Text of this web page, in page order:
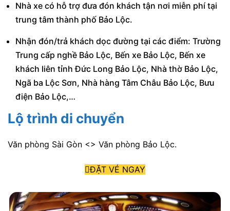
Nhà xe có hỗ trợ đưa đón khách tận nơi miễn phí tại
trung tâm thành phố Bảo Lộc.
Nhận đón/trả khách dọc đường tại các điểm: Trường
Trung cấp nghề Bảo Lộc, Bến xe Bảo Lộc, Bến xe
khách liên tỉnh Đức Long Bảo Lộc, Nhà thờ Bảo Lộc,
Ngã ba Lộc Sơn, Nhà hàng Tâm Châu Bảo Lộc, Bưu
điện Bảo Lộc,…
Lộ trình di chuyển
Văn phòng Sài Gòn <> Văn phòng Bảo Lộc.
ĐẶT VÉ NGAY